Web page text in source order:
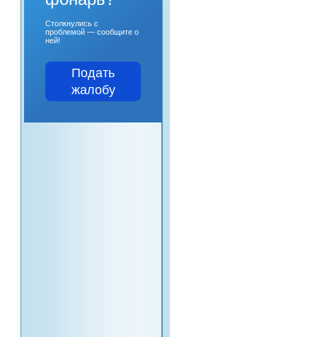
Столкнулись с
проблемой — сообщите о
ней!
Подать
жалобу